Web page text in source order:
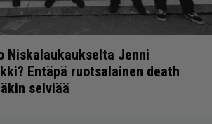
Niskalaukaukselta Jenni
Entäpä ruotsalainen death
selviää